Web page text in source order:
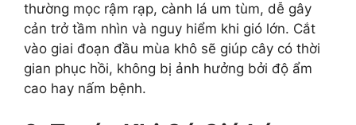
thường mọc rậm rạp, cành lá um tùm, dễ gây
cản trở tầm nhìn và nguy hiểm khi gió lớn. Cắt
vào giai đoạn đầu mùa khô sẽ giúp cây có thời
gian phục hồi, không bị ảnh hưởng bởi độ ẩm
cao hay nấm bệnh.